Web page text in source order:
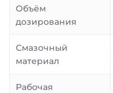
Объём
дозирования
Смазочный
материал
Рабочая